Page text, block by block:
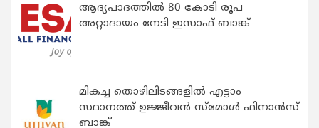
ആദ്യപാദത്തിൽ 80 കോടി രൂപ
അറ്റാദായം നേടി ഇസാഫ് ബാങ്ക്
മികച്ച തൊഴിലിടങ്ങളിൽ എട്ടാം
സ്ഥാനത്ത് ഉജ്ജീവൻ സ്മോൾ ഫിനാൻസ്
ബാങ്ക്